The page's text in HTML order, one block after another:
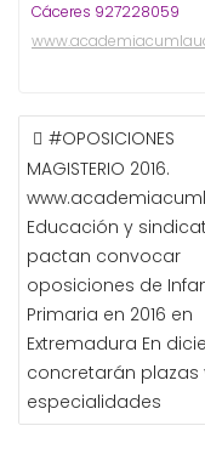
Cáceres 927228059
NAVEGACIÓN
DE
ENTRADAS
#OPOSICIONES
MAGISTERIO 2016.
Educación y
pactan convocar
oposiciones de
Primaria en 2016 en
Extremadura En
concretarán plazas
especialidades